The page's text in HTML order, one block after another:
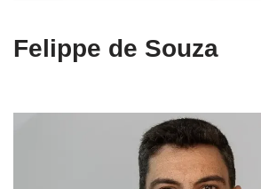
Felippe de Souza